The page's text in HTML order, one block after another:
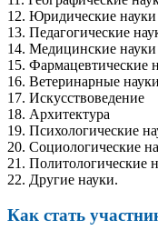
12. Юридические науки
13. Педагогические
14. Медицинские науки
15. Фармацевтические
16. Ветеринарные науки
17. Искусствоведение
18. Архитектура
19. Психологические
20. Социологические
21. Политологические
22. Другие науки.
Как стать